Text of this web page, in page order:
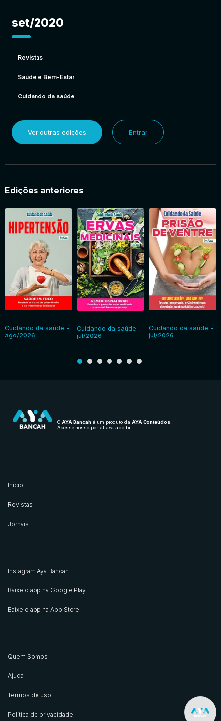
set/2020
Revistas
Saúde e Bem-Estar
Cuidando da saúde
Ver outras edições Entrar
Edições anteriores
Cuidando da saúde -
ago/2026
Cuidando da saúde -
jul/2026
Cuidando da saúde -
jul/2026
O AYA Bancah é um produto da AYA Conteúdos
Acesse nosso portal aya.app.br
Início
Revistas
Jornais
Instagram Aya Bancah
Baixe o app na Google Play
Baixe o app na App Store
Quem Somos
Ajuda
Termos de uso
Política de privacidade